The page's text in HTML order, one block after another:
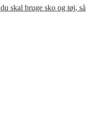
skal bruge sko og tøj, så